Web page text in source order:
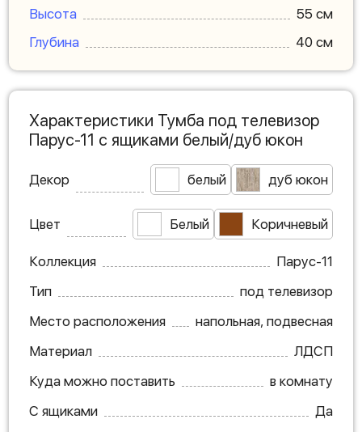
Высота
55 см
Глубина
40 см
Характеристики Тумба под телевизор
Парус-11 с ящиками белый/дуб юкон
Декор белый дуб юкон
Цвет Белый Коричневый
Коллекция
Парус-11
Тип
под телевизор
Место расположения
напольная, подвесная
Материал
ЛДСП
Куда можно поставить
в комнату
С ящиками
Да